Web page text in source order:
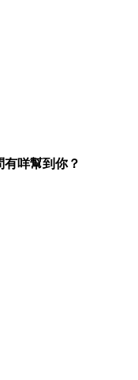
咩幫到你？